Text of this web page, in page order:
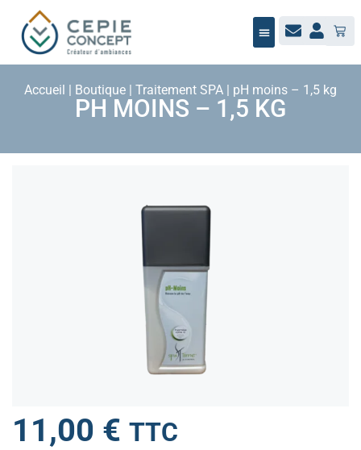
Accueil | Boutique | Traitement SPA | pH moins – 1,5 kg
PH MOINS – 1,5 KG
11,00 € TTC